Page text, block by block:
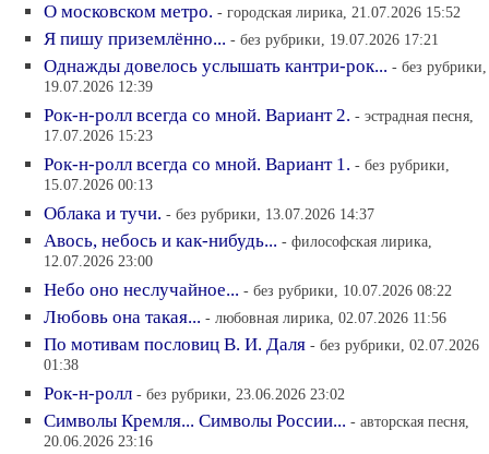
О московском метро. - городская лирика, 21.07.2026 15:52
Я пишу приземлённо... - без рубрики, 19.07.2026 17:21
Однажды довелось услышать кантри-рок... - без рубрики,
19.07.2026 12:39
Рок-н-ролл всегда со мной. Вариант 2. - эстрадная песня,
17.07.2026 15:23
Рок-н-ролл всегда со мной. Вариант 1. - без рубрики,
15.07.2026 00:13
Облака и тучи. - без рубрики, 13.07.2026 14:37
Авось, небось и как-нибудь... - философская лирика,
12.07.2026 23:00
Небо оно неслучайное... - без рубрики, 10.07.2026 08:22
Любовь она такая... - любовная лирика, 02.07.2026 11:56
По мотивам пословиц В. И. Даля - без рубрики, 02.07.2026
01:38
Рок-н-ролл - без рубрики, 23.06.2026 23:02
Символы Кремля... Символы России... - авторская песня,
20.06.2026 23:16